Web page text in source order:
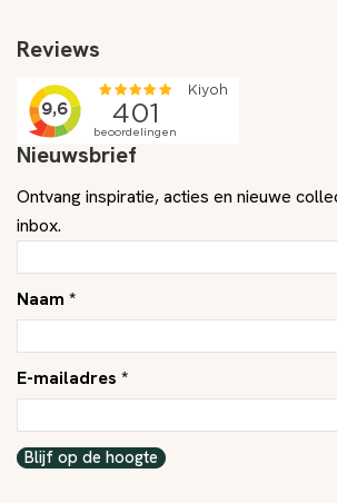
Reviews
Nieuwsbrief
Ontvang inspiratie, acties en nieuwe
inbox.
Naam *
E-mailadres *
Blijf op de hoogte